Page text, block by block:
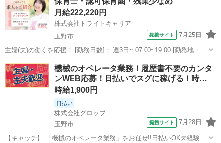
【主な仕事内容】 宿泊施設の各部屋及びキッチン・トイレ・廊下の清
掃 リネン類の交換や...月給222,220円
株式会社トライトキャリア
玉野市
提携サイト 7月25日
主婦(夫)の働くを応援！ [勤務日数]： 週3日~ 07:00~19:00 [勤務地・最
寄駅]： 岡山県玉野市築港2丁目15-16 非公開 宇野駅徒歩10分 [職種
名]：保育士・認可保育園・残業少なめ [求人概要]...
岡山 玉野市 保育士
機械のオペレータ業務！履歴書不要のカンタ
ンWEB応募！日払いでスグに稼げる！時…
時給1,900円
日払い
株式会社グロップ
玉野市
提携サイト 7月28日
【キャッチ】 「機械のオペレータ業務」をお任せ!!日払いOK未経験ス